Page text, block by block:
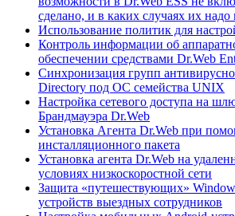
сделано, и в каких случаях их
Использование политик для
Контроль информации об
обеспечении средствами Dr.Web
Синхронизация групп
Directory под ОС семейства UNIX
Настройка сетевого доступа на
Брандмауэра Dr.Web
Установка Агента Dr.Web при
инсталляционного пакета
Установка агента Dr.Web на
условиях низкоскоростной сети
Защита «путешествующих»
устройств выездных сотрудников